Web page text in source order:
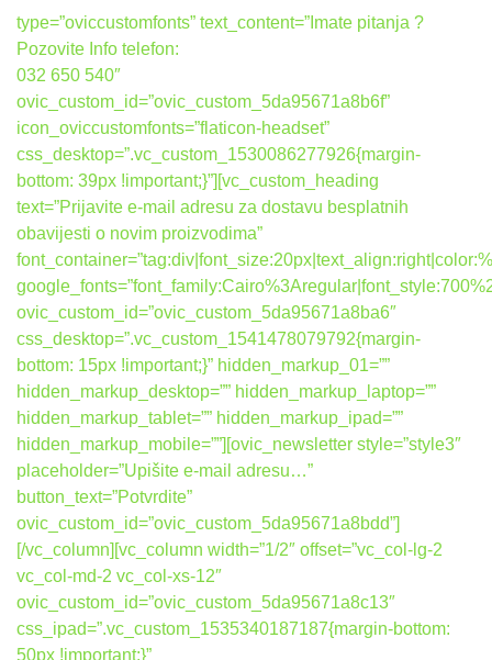
type=”oviccustomfonts” text_content=”Imate pitanja ?
Pozovite Info telefon:
032 650 540″
ovic_custom_id=”ovic_custom_5da95671a8b6f”
icon_oviccustomfonts=”flaticon-headset”
css_desktop=”.vc_custom_1530086277926{margin-
bottom: 39px !important;}”][vc_custom_heading
text=”Prijavite e-mail adresu za dostavu besplatnih
obavijesti o novim proizvodima”
ovic_custom_id=”ovic_custom_5da95671a8ba6″
css_desktop=”.vc_custom_1541478079792{margin-
bottom: 15px !important;}” hidden_markup_01=””
hidden_markup_desktop=”” hidden_markup_laptop=””
hidden_markup_tablet=”” hidden_markup_ipad=””
hidden_markup_mobile=””][ovic_newsletter style=”style3″
placeholder=”Upišite e-mail adresu…”
button_text=”Potvrdite”
ovic_custom_id=”ovic_custom_5da95671a8bdd”]
[/vc_column][vc_column width=”1/2″ offset=”vc_col-lg-2
vc_col-md-2 vc_col-xs-12″
ovic_custom_id=”ovic_custom_5da95671a8c13″
css_ipad=”.vc_custom_1535340187187{margin-bottom:
50px !important;}”